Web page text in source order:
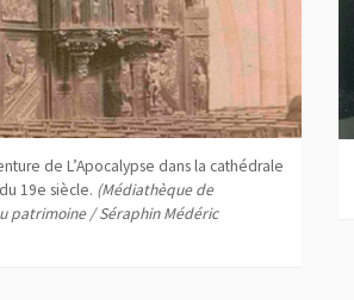
de L’Apocalypse dans la cathédrale
19e siècle. (Médiathèque de
patrimoine / Séraphin Médéric